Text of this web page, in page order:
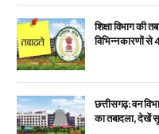
शिक्षा विभाग की
विभिन्न कारणों
छत्तीसगढ़: वन
का तबादला, देखें